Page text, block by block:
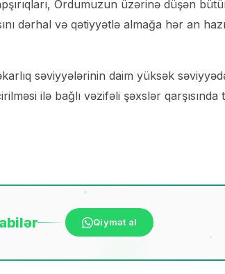
Ordumuzun üzərinə düşən
dərhal və qətiyyətlə almağa hər an
səviyyələrinin daim yüksək
ilə bağlı vəzifəli şəxslər qarşısında
bilər Qiymət al